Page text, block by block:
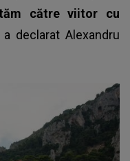
către viitor cu
a declarat Alexandru